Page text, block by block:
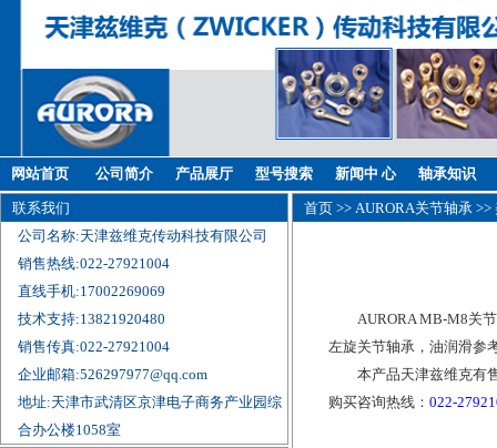
网站首页 公司简介 产品展厅 型号搜索 新闻中 心 轴承知识
联系我们
公司名称:天津兹维克传动科技有限公司
销售热线:022-27921004
直线手机:17002269069
技术支持:13821920480
销售传真:022-27921004
企业邮箱:526297977@qq.com
地址:天津市武清区京津电子商务产业园综
合办公楼1058室
首页 >> AURORA关节轴承 >>
AURORA MB-M8关
左旋关节轴承，油润滑参
本产品天津兹维克有
购买咨询热线：022-